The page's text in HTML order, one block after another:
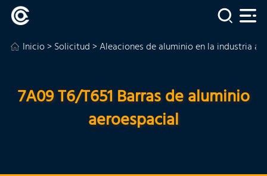
Inicio>Solicitud>Aleaciones de aluminio en la industria
7A09 T6/T651 Barras de aluminio
aeroespacial